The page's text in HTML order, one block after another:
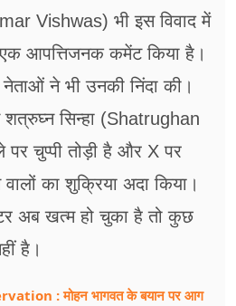
Vishwas) भी इस विवाद में
आपत्तिजनक कमेंट किया है।
ने भी उनकी निंदा की।
शत्रुघ्न सिन्हा (Shatrughan
चुप्पी तोड़ी है और X पर
का शुक्रिया अदा किया।
अब खत्म हो चुका है तो कुछ
है।
: मोहन भागवत के बयान पर आग